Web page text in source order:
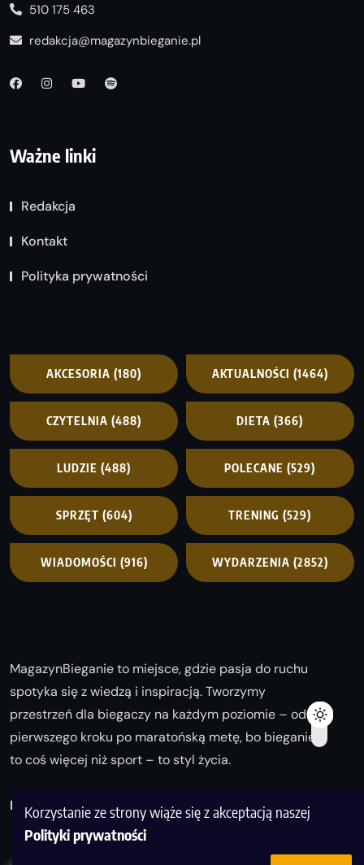
Korzystanie ze strony wiąże się z akceptacją naszej
Polityki prywatności
510 175 463
redakcja@magazynbieganie.pl
Ważne linki
Redakcja
Kontakt
Polityka prywatności
AKCESORIA (180) AKTUALNOŚCI (1464)
CZYTELNIA (488) DIETA (366)
LUDZIE (488) POLECANE (529)
SPRZĘT (604) TRENING (529)
WIADOMOŚCI (916) WYDARZENIA (2852)
MagazynBieganie to miejsce, gdzie pasja do ruchu
spotyka się z wiedzą i inspiracją. Tworzymy
przestrzeń dla biegaczy na każdym poziomie – od
pierwszego kroku po maratońską metę, bo bieganie
to coś więcej niż sport – to styl życia.
Biegaj z nami i odkrywaj swoją najlepszą wersję!